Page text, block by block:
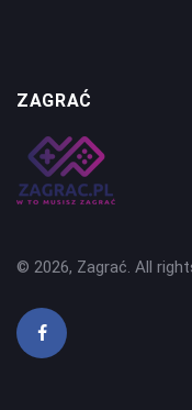
ZAGRAĆ
© 2026, Zagrać. All